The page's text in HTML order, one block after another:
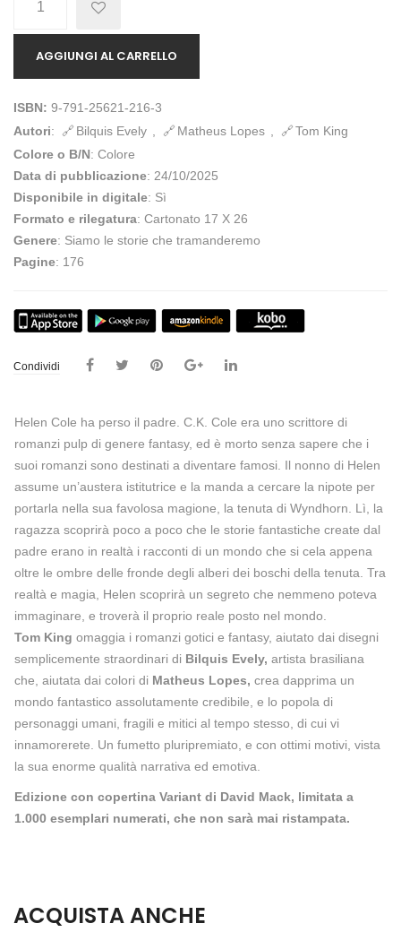
AGGIUNGI AL CARRELLO
ISBN: 9-791-25621-216-3
Autori: Bilquis Evely Matheus Lopes
Tom King
Colore o B/N: Colore
Data di pubblicazione: 24/10/2025
Disponibile in digitale: Sì
Formato e rilegatura: Cartonato 17 X 26
Genere: Siamo le storie che tramanderemo
Pagine: 176
Condividi
Helen Cole ha perso il padre. C.K. Cole era uno scrittore di
romanzi pulp di genere fantasy, ed è morto senza sapere che i
suoi romanzi sono destinati a diventare famosi. Il nonno di Helen
assume un’austera istitutrice e la manda a cercare la nipote per
portarla nella sua favolosa magione, la tenuta di Wyndhorn. Lì, la
ragazza scoprirà poco a poco che le storie fantastiche create dal
padre erano in realtà i racconti di un mondo che si cela appena
oltre le ombre delle fronde degli alberi dei boschi della tenuta. Tra
realtà e magia, Helen scoprirà un segreto che nemmeno poteva
immaginare, e troverà il proprio reale posto nel mondo.
Tom King omaggia i romanzi gotici e fantasy, aiutato dai disegni
semplicemente straordinari di Bilquis Evely, artista brasiliana
che, aiutata dai colori di Matheus Lopes, crea dapprima un
mondo fantastico assolutamente credibile, e lo popola di
personaggi umani, fragili e mitici al tempo stesso, di cui vi
innamorerete. Un fumetto pluripremiato, e con ottimi motivi, vista
la sua enorme qualità narrativa ed emotiva.
Edizione con copertina Variant di David Mack, limitata a
1.000 esemplari numerati, che non sarà mai ristampata.
ACQUISTA ANCHE